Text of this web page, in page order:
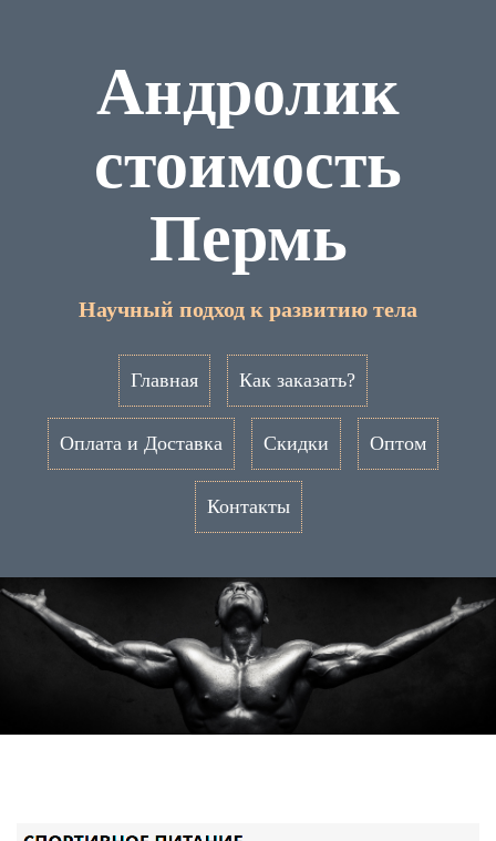
Андролик
стоимость
Пермь
Научный подход к развитию тела
Главная Как заказать?
Оплата и Доставка Скидки Оптом
Контакты